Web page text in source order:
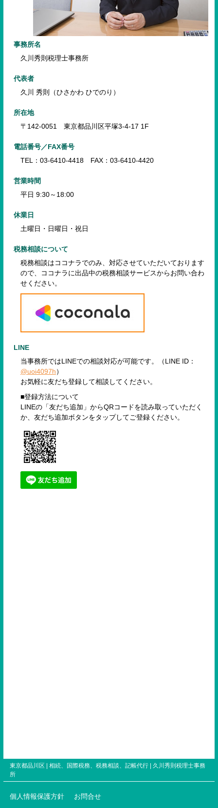
事務所名
久川秀則税理士事務所
代表者
久川 秀則（ひさかわ ひでのり）
所在地
〒142-0051 東京都品川区平塚3-4-17 1F
電話番号／FAX番号
TEL：03-6410-4418 FAX：03-6410-4420
営業時間
平日 9:30～18:00
休業日
土曜日・日曜日・祝日
税務相談について
税務相談はココナラでのみ、対応させていただいております
ので、
ココナラに出品中の税務相談サービスからお問い合わ
せください。
LINE
当事務所ではLINEでの相談対応が可能です。（LINE ID：
@uoi4097h）
お気軽に友だち登録して相談してください。
■登録方法について
LINEの「友だち追加」からQRコードを読み取っていただく
か、友だち追加ボタンをタップしてご登録ください。
東京都品川区 | 相続、国際税務、税務相談、記帳代行 | 久川秀則税理士事務
所
個人情報保護方針 お問合せ